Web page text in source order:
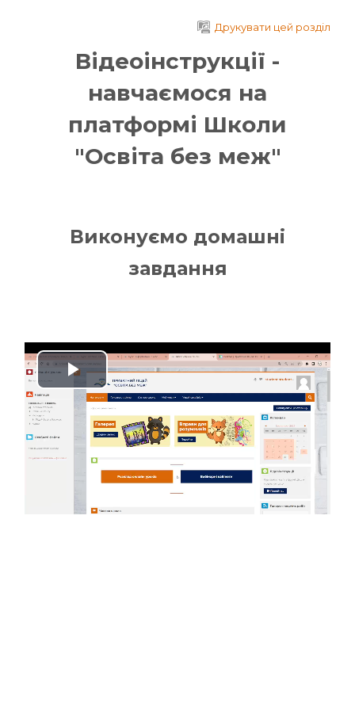
Друкувати цей розділ
Відеоінструкції -
навчаємося на
платформі Школи
"Освіта без меж"
Виконуємо домашні
завдання
Відтворити
відео